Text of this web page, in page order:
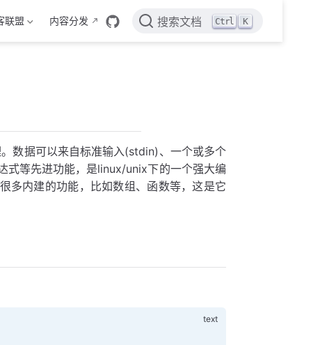
联盟 内容分发 搜索文档 Ctrl K
数据可以来自标准输入(stdin)、一个或多个
式等先进功能，是linux/unix下的一个强大编
多内建的功能，比如数组、函数等，这是它